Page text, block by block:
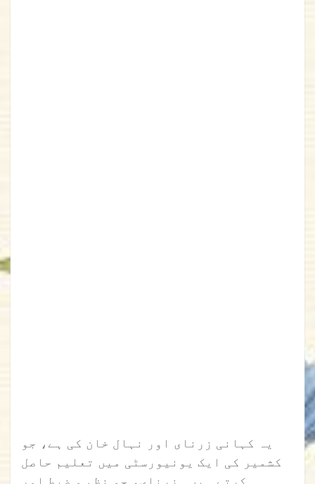
یہ کہانی زرنای اور نہال خان کی ہے، جو
کشمیر کی ایک یونیورسٹی میں تعلیم حاصل
کرتے ہیں۔ زرنای، جو نظم و ضبط اور